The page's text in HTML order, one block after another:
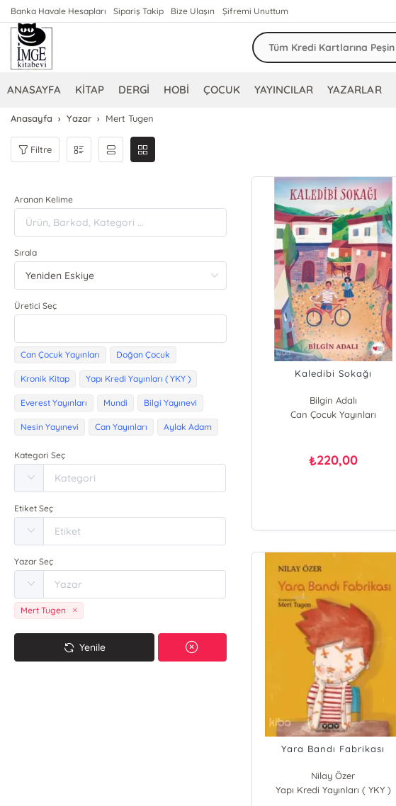
Banka Havale Hesapları Sipariş Takip Bize Ulaşın Şifremi Unuttum
ANASAYFA KİTAP DERGİ HOBİ ÇOCUK YAYINCILAR YAZARLAR
Anasayfa Yazar Mert Tugen
Filtre
Aranan Kelime
Sırala
Üretici Seç
Can Çocuk Yayınları Doğan Çocuk
Kronik Kitap Yapı Kredi Yayınları ( YKY )
Everest Yayınları Mundi Bilgi Yayınevi
Nesin Yayınevi Can Yayınları Aylak Adam
Kategori Seç
Etiket Seç
Yazar Seç
Mert Tugen
Yenile
Kaledibi Sokağı
Bilgin Adalı
Can Çocuk Yayınları
₺220,00
Yara Bandı Fabrikası
Nilay Özer
Yapı Kredi Yayınları ( YKY )